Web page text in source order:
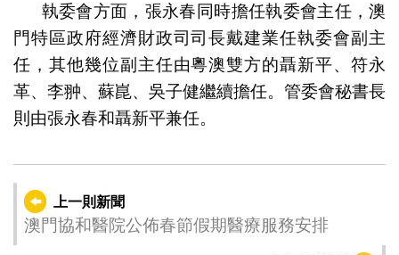
執委會方面，張永春同時擔任執委會主任，澳
門特區政府經濟財政司司長戴建業任執委會副主
任，其他幾位副主任由粵澳雙方的聶新平、符永
革、李翀、蘇崑、吳子健繼續擔任。管委會秘書長
則由張永春和聶新平兼任。
上一則新聞
澳門協和醫院公佈春節假期醫療服務安排